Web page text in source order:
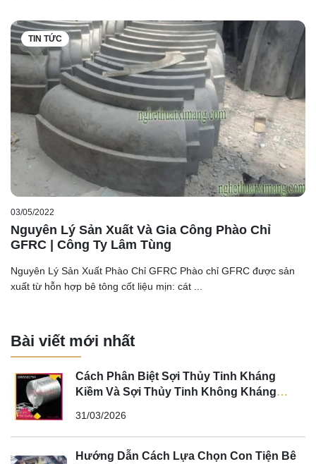
TIN TỨC
03/05/2022
Nguyên Lý Sản Xuất Và Gia Công Phào Chỉ
GFRC | Công Ty Lâm Tùng
Nguyên Lý Sản Xuất Phào Chỉ GFRC Phào chỉ GFRC được sản
xuất từ hỗn hợp bê tông cốt liệu mịn: cát ...
Bài viết mới nhất
Cách Phân Biệt Sợi Thủy Tinh Kháng
Kiềm Và Sợi Thủy Tinh Không Kháng
31/03/2026
Hướng Dẫn Cách Lựa Chọn Con Tiện Bê